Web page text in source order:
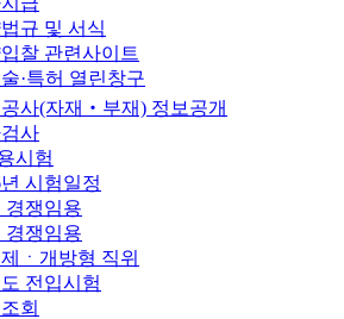
규 및 서식
찰 관련사이트
·특허 열린창구
사(자재‧부재) 정보공개
사
시험
년 시험일정
경쟁임용
경쟁임용
ㆍ개방형 직위
전입시험
회